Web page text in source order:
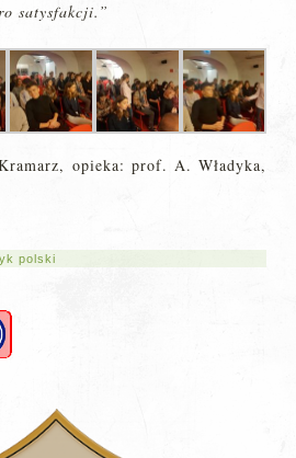
satysfakcji.”
opieka: prof. A. Władyka,
polski